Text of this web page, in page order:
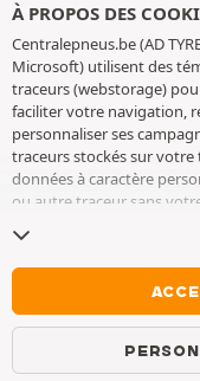
À PROPOS DES
Centralepneus.be (AD
Microsoft) utilisent des
traceurs (webstorage)
faciliter votre navigation,
personnaliser ses
traceurs stockés sur
données à caractère
ou autre traceur sans
conservons votre choix
consentement à tout
. Vous
accepter le dépôt de
obstacle à l’accès aux
vous invitons à consulter